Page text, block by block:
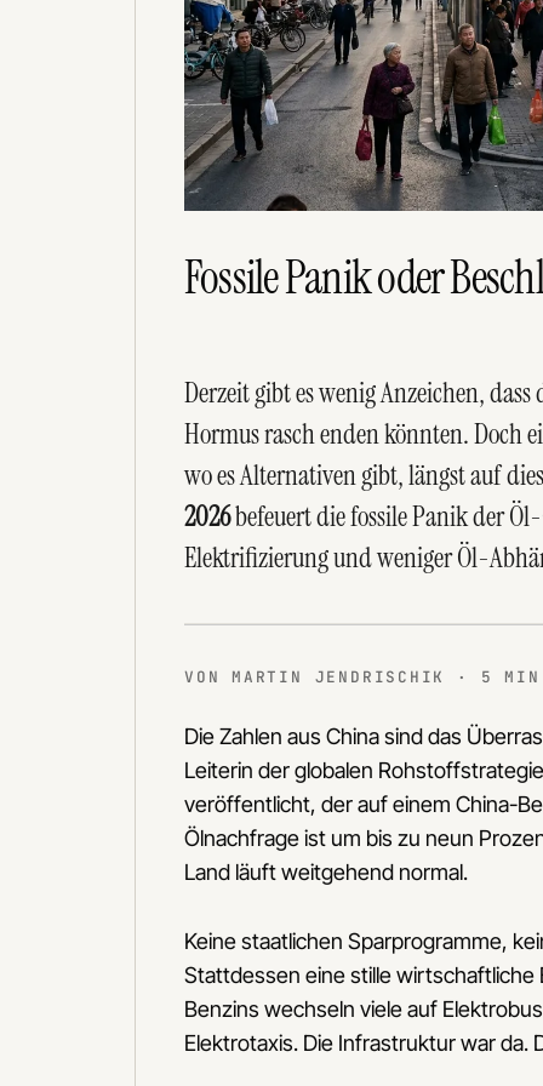
Fossile Panik oder
Derzeit gibt es wenig Anzeichen,
Hormus rasch enden könnten. Doch
wo es Alternativen gibt, längst auf
2026befeuert die fossile Panik der
Elektrifizierung und weniger Öl-
VON MARTIN JENDRISCHIK · 5
Die Zahlen aus China sind das
Leiterin der globalen
veröffentlicht, der auf einem China-
Ölnachfrage ist um bis zu neun
Land läuft weitgehend normal.
Keine staatlichen Sparprogramme,
Stattdessen eine stille
Benzins wechseln viele auf
Elektrotaxis. Die Infrastruktur war da.